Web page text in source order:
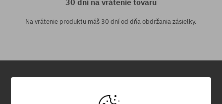
30 dní na vrátenie tovaru
Na vrátenie produktu máš 30 dní od dňa obdržania zásielky.
Newsletter